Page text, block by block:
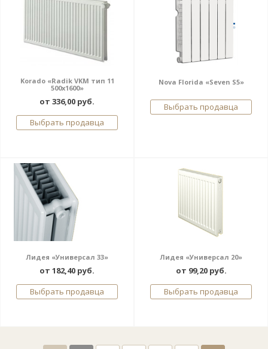
Korado «Radik VKM тип 11
500x1600»
от 336,00 руб.
Выбрать продавца
Nova Florida «Seven S5»
Выбрать продавца
Лидея «Универсал 33»
от 182,40 руб.
Выбрать продавца
Лидея «Универсал 20»
от 99,20 руб.
Выбрать продавца